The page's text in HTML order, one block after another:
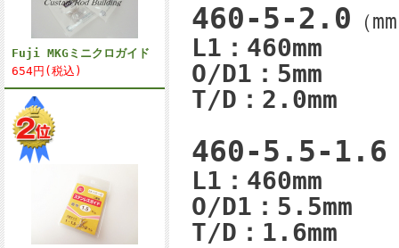
Fuji MKGミニクロガイド
654円(税込)
460-5-2.0 （
L1：460mm
O/D1：5mm
T/D：2.0mm
460-5.5-1.6
L1：460mm
O/D1：5.5mm
T/D：1.6mm